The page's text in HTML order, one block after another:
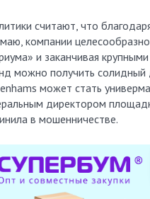
считают, что
компании
и заканчивая
можно получить солидный
может стать
директором
в мошенничестве.